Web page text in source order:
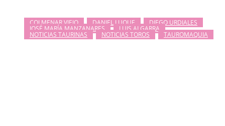
COLMENAR VIEJO DANIEL LUQUE DIEGO URDIALES
JOSÉ MARÍA MANZANARES LUIS ALGARRA
NOTICIAS TAURINAS NOTICIAS TOROS TAUROMAQUIA